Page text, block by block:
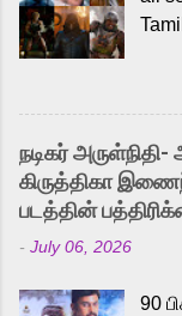
and
to
நடிகர்
கிருத்திகா
படத்தின்
- July 06, 2026
90